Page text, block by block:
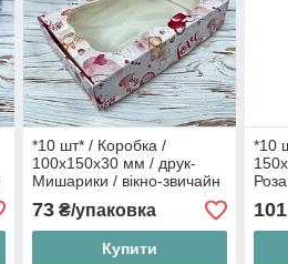
*10 шт* / Коробка /
100х150х30 мм / друк-
Мишарики / вікно-звичайн
/ лк
73₴/упаковка
Купити
*10
101